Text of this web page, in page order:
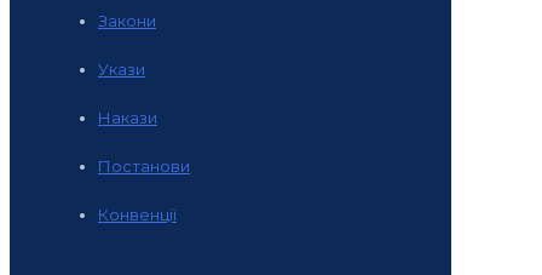
Закони
Укази
Накази
Постанови
Конвенції